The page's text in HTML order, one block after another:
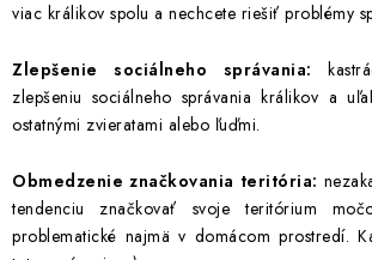
viac králikov spolu a nechcete riešiť problémy
Zlepšenie sociálneho správania:
zlepšeniu sociálneho správania králikov a
ostatnými zvieratami alebo ľuďmi.
Obmedzenie značkovania teritória:
tendenciu značkovať svoje teritórium
problematické najmä v domácom prostredí.